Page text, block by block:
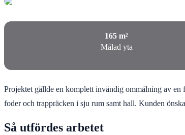
165 m²
Målad yta
Projektet gällde en komplett invändig ommålning av
foder och trappräcken i sju rum samt hall. Kunden
Så utfördes arbetet